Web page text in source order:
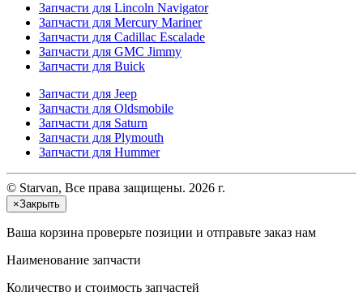
Запчасти для Lincoln Navigator
Запчасти для Mercury Mariner
Запчасти для Cadillac Escalade
Запчасти для GMC Jimmy
Запчасти для Buick
Запчасти для Jeep
Запчасти для Oldsmobile
Запчасти для Saturn
Запчасти для Plymouth
Запчасти для Hummer
© Starvan, Все права защищены. 2026 г.
×Закрыть
Ваша корзина проверьте позиции и отправьте заказ нам
Наименование запчасти
Количество и стоимость запчастей